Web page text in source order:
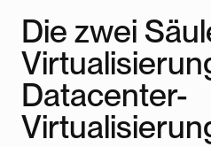
Die zwei
Datacenter-